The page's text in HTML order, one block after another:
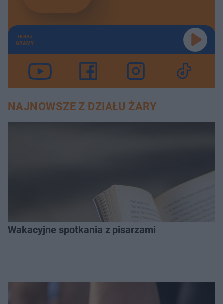
TERAZ
GRAMY
NAJNOWSZE Z DZIAŁU ŻARY
Wakacyjne spotkania z pisarzami